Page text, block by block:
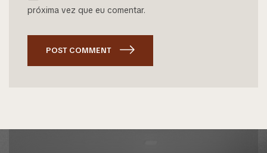
próxima vez que eu comentar.
POST COMMENT